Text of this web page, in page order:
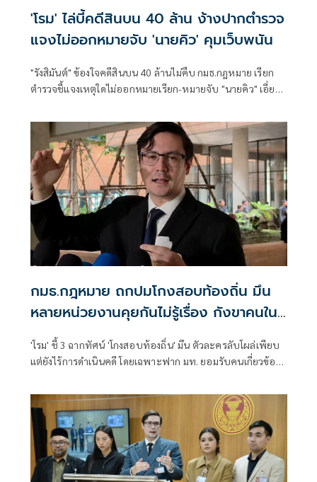
'โรม' ไล่บี้คดีสินบน 40 ล้าน ง้างปากตำรวจ
แจงไม่ออกหมายจับ 'นายคิว' คุมเว็บพนัน
"รังสิมันต์" ข้องใจคดีสินบน 40 ล้านไม่คืบ กมธ.กฎหมาย เรียก
ตำรวจชี้แจงเหตุใดไม่ออกหมายเรียก-หมายจับ "นายคิว" เอี่ยว
ความเท็จ หรือเจ้าหน้าที่ละเว้นปฏิบัติหน้าที่
กมธ.กฎหมาย ถกปมโกงสอบท้องถิ่น มึน
หลายหน่วยงานคุยกันไม่รู้เรื่อง กังขาคนใน
มท. ยังไม่โดนคดี-สอบเส้นเงิน
'โรม' ชี้ 3 ฉากทัศน์ 'โกงสอบท้องถิ่น' มึน ตัวละครลับโผล่เพียบ
แต่ยังไร้การดำเนินคดี โดยเฉพาะฟาก มท. ยอมรับคนเกี่ยวข้อง
งานภายใต้การกำกับ 'นายก' ยังเฉย ลั่น แบบนี้ใครต้องรับผิด
ชอบ